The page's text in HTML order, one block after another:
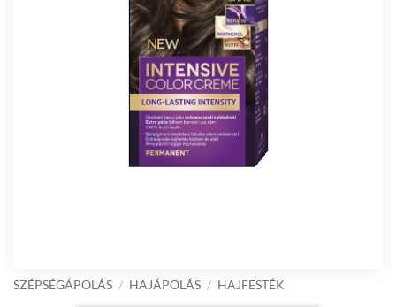
SZÉPSÉGÁPOLÁS / HAJÁPOLÁS / HAJFESTÉK